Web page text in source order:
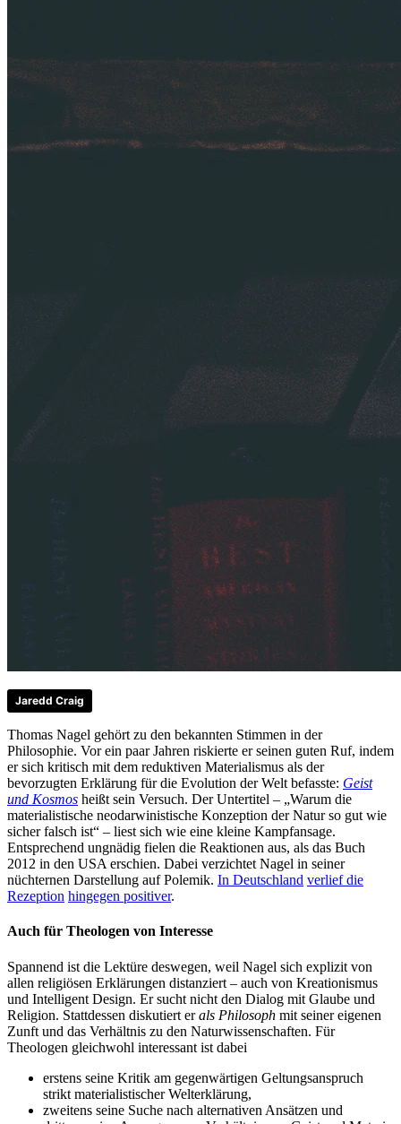
Jaredd Craig
Thomas Nagel gehört zu den bekannten Stimmen in der
Philosophie. Vor ein paar Jahren riskierte er seinen guten Ruf, indem
er sich kritisch mit dem reduktiven Materialismus als der
bevorzugten Erklärung für die Evolution der Welt befasste: Geist
und Kosmos heißt sein Versuch. Der Untertitel – „Warum die
materialistische neodarwinistische Konzeption der Natur so gut wie
sicher falsch ist“ – liest sich wie eine kleine Kampfansage.
Entsprechend ungnädig fielen die Reaktionen aus, als das Buch
2012 in den USA erschien. Dabei verzichtet Nagel in seiner
nüchternen Darstellung auf Polemik. In Deutschland verlief die
Rezeption hingegen positiver.
Auch für Theologen von Interesse
Spannend ist die Lektüre deswegen, weil Nagel sich explizit von
allen religiösen Erklärungen distanziert – auch von Kreationismus
und Intelligent Design. Er sucht nicht den Dialog mit Glaube und
Religion. Stattdessen diskutiert erals Philosoph mit seiner eigenen
Zunft und das Verhältnis zu den Naturwissenschaften. Für
Theologen gleichwohl interessant ist dabei
erstens seine Kritik am gegenwärtigen Geltungsanspruch
strikt materialistischer Welterklärung,
zweitens seine Suche nach alternativen Ansätzen und